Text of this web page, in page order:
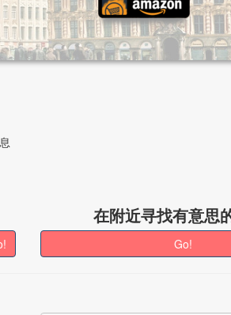
在附近寻找有意思
Go!